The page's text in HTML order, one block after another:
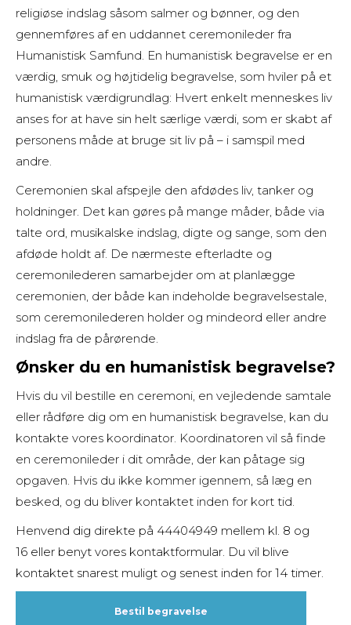
religiøse indslag såsom salmer og bønner, og den
gennemføres af en uddannet ceremonileder fra
Humanistisk Samfund. En humanistisk begravelse er en
værdig, smuk og højtidelig begravelse, som hviler på et
humanistisk værdigrundlag: Hvert enkelt menneskes liv
anses for at have sin helt særlige værdi, som er skabt af
personens måde at bruge sit liv på – i samspil med
andre.
Ceremonien skal afspejle den afdødes liv, tanker og
holdninger. Det kan gøres på mange måder, både via
talte ord, musikalske indslag, digte og sange, som den
afdøde holdt af. De nærmeste efterladte og
ceremonilederen samarbejder om at planlægge
ceremonien, der både kan indeholde begravelsestale,
som ceremonilederen holder og mindeord eller andre
indslag fra de pårørende.
Ønsker du en humanistisk begravelse?
Hvis du vil bestille en ceremoni, en vejledende samtale
eller rådføre dig om en humanistisk begravelse, kan du
kontakte vores koordinator. Koordinatoren vil så finde
en ceremonileder i dit område, der kan påtage sig
opgaven. Hvis du ikke kommer igennem, så læg en
besked, og du bliver kontaktet inden for kort tid.
Henvend dig direkte på 44404949 mellem kl. 8 og
16 eller benyt vores kontaktformular. Du vil blive
kontaktet snarest muligt og senest inden for 14 timer.
Bestil begravelse